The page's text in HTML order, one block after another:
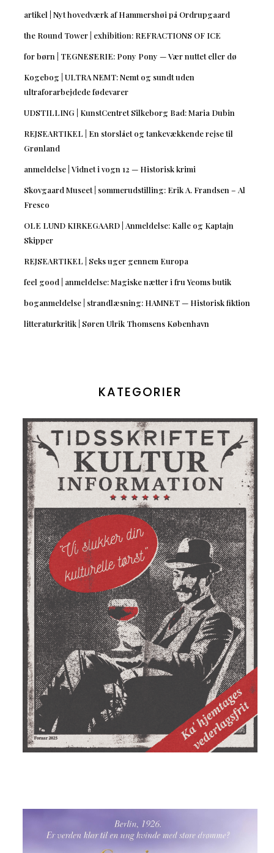
artikel | Nyt hovedværk af Hammershøi på Ordrupgaard
the Round Tower | exhibition: REFRACTIONS OF ICE
for børn | TEGNESERIE: Pony Pony — Vær nuttet eller dø
Kogebog | ULTRA NEMT: Nemt og sundt uden
ultraforarbejdede fødevarer
UDSTILLING | KunstCentret Silkeborg Bad: Maria Dubin
REJSEARTIKEL | En storslået og tankevækkende rejse til
Grønland
anmeldelse | Vidnet i vogn 12 — Historisk krimi
Skovgaard Museet | sommerudstilling: Erik A. Frandsen – Al
Fresco
OLE LUND KIRKEGAARD | Anmeldelse: Kalle og Kaptajn
Skipper
REJSEARTIKEL | Seks uger gennem Europa
feel good | anmeldelse: Magiske nætter i fru Yeoms butik
boganmeldelse | strandlæsning: HAMNET — Historisk fiktion
litteraturkritik | Søren Ulrik Thomsens København
KATEGORIER